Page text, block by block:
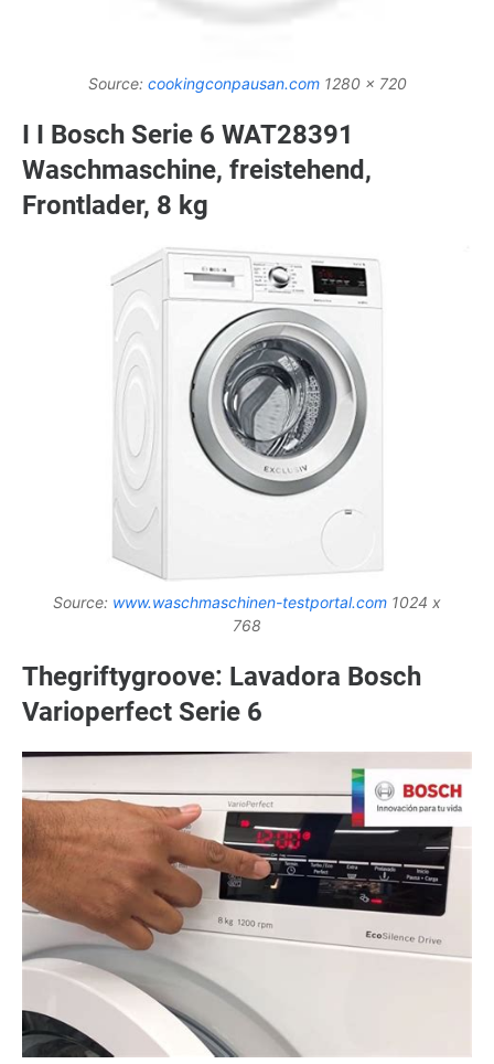
Source: cookingconpausan.com1280 x 720
I I Bosch Serie 6 WAT28391
Waschmaschine, freistehend,
Frontlader, 8 kg
Source: www.waschmaschinen-testportal.com 1024 x
768
Thegriftygroove: Lavadora Bosch
Varioperfect Serie 6